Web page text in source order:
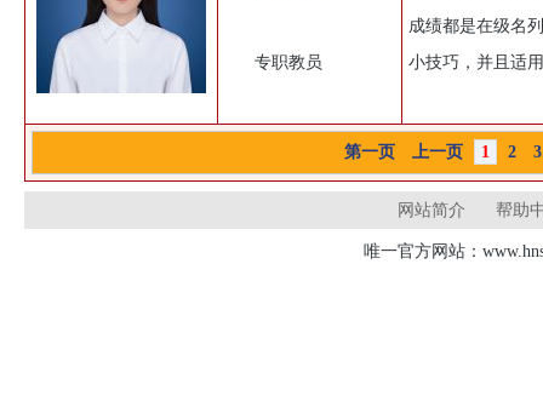
专职教员
成绩都是在级名
小技巧，并且适
第一页 上一页 1 2 3
网站简介 帮助
唯一官方网站：